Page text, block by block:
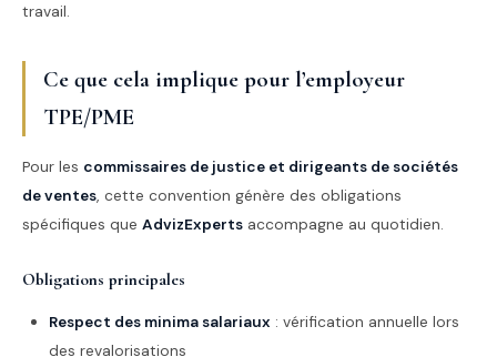
travail.
Ce que cela implique pour l’employeur
TPE/PME
Pour les commissaires de justice et dirigeants de sociétés
de ventes, cette convention génère des obligations
spécifiques que AdvizExperts accompagne au quotidien.
Obligations principales
Respect des minima salariaux : vérification annuelle lors
des revalorisations